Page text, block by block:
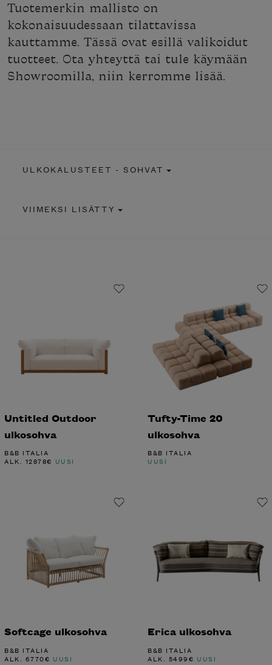
Tuotemerkin mallisto on
kokonaisuudessaan tilattavissa
kauttamme. Tässä ovat esillä valikoidut
tuotteet. Ota yhteyttä tai tule käymään
Showroomilla, niin kerromme lisää.
ULKOKALUSTEET - SOHVAT
VIIMEKSI LISÄTTY
Untitled Outdoor
ulkosohva
B&B ITALIA
ALK. 12878€ UUSI
Tufty-Time 20
ulkosohva
B&B ITALIA
UUSI
Softcage ulkosohva
B&B ITALIA
ALK. 6770€ UUSI
Erica ulkosohva
B&B ITALIA
ALK. 5499€ UUSI